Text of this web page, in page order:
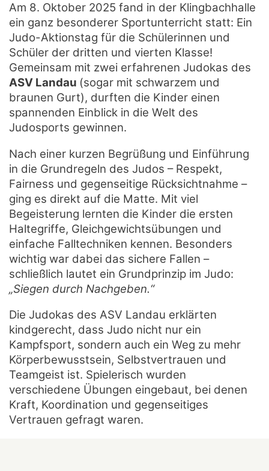
Am 8. Oktober 2025 fand in der Klingbachhalle
ein ganz besonderer Sportunterricht statt: Ein
Judo-Aktionstag für die Schülerinnen und
Schüler der dritten und vierten Klasse!
Gemeinsam mit zwei erfahrenen Judokas des
ASV Landau (sogar mit schwarzem und
braunen Gurt), durften die Kinder einen
spannenden Einblick in die Welt des
Judosports gewinnen.
Nach einer kurzen Begrüßung und Einführung
in die Grundregeln des Judos – Respekt,
Fairness und gegenseitige Rücksichtnahme –
ging es direkt auf die Matte. Mit viel
Begeisterung lernten die Kinder die ersten
Haltegriffe, Gleichgewichtsübungen und
einfache Falltechniken kennen. Besonders
wichtig war dabei das sichere Fallen –
schließlich lautet ein Grundprinzip im Judo:
„Siegen durch Nachgeben.“
Die Judokas des ASV Landau erklärten
kindgerecht, dass Judo nicht nur ein
Kampfsport, sondern auch ein Weg zu mehr
Körperbewusstsein, Selbstvertrauen und
Teamgeist ist. Spielerisch wurden
verschiedene Übungen eingebaut, bei denen
Kraft, Koordination und gegenseitiges
Vertrauen gefragt waren.